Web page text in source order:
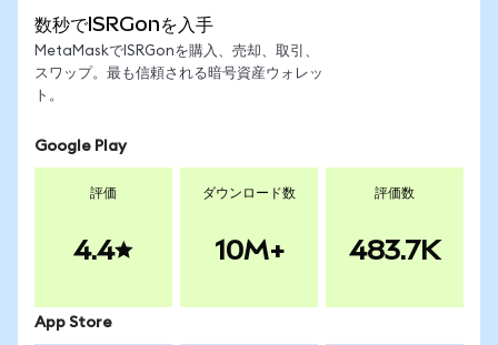
数秒でISRGonを入手
MetaMaskでISRGonを購入、売却、取引、
スワップ。最も信頼される暗号資産ウォレッ
ト。
Google Play
評価
4.4
ダウンロード数
10M+
評価数
483.7K
App Store